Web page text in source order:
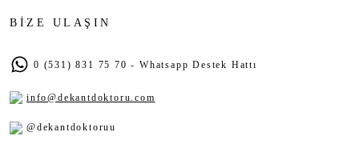
BİZE ULAŞIN
0 (531) 831 75 70 - Whatsapp Destek Hattı
info@dekantdoktoru.com
@dekantdoktoruu